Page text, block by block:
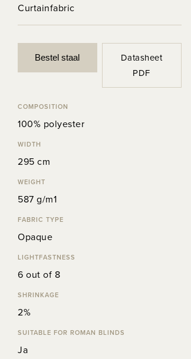
Curtainfabric
Bestel staal
Datasheet
PDF
COMPOSITION
100% polyester
WIDTH
295 cm
WEIGHT
587 g/m1
FABRIC TYPE
Opaque
LIGHTFASTNESS
6 out of 8
SHRINKAGE
2%
SUITABLE FOR ROMAN BLINDS
Ja